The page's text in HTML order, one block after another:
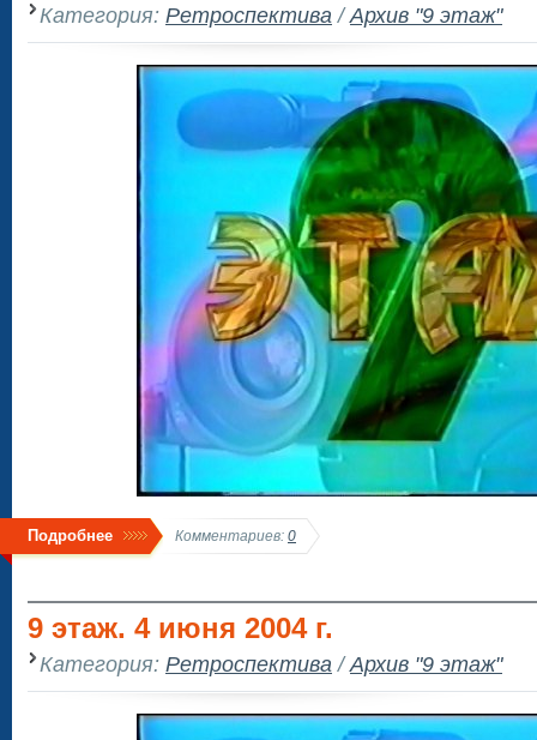
Категория: Ретроспектива /Архив "9 этаж"
Подробнее Комментариев: 0
9 этаж. 4 июня 2004 г.
Категория: Ретроспектива /Архив "9 этаж"